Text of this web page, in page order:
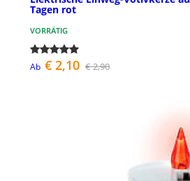
Tagen rot
VORRÄTIG
Ab € 2,10 € 2,90